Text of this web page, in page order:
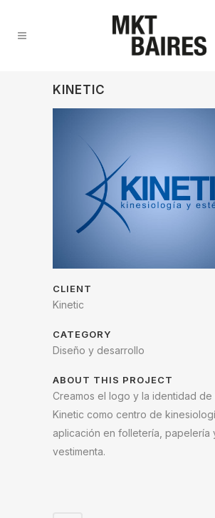
KINETIC
CLIENT
Kinetic
CATEGORY
Diseño y desarrollo
ABOUT THIS PROJECT
Creamos el logo y la identidad de
Kinetic como centro de
aplicación en folletería, papelería
vestimenta.